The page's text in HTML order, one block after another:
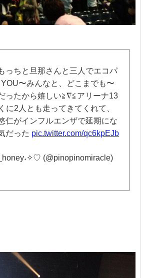
っちと旦那さんと三人でエコパ
〜みんなと、どこまでも〜
ったから嬉しい≧∇≦アリーナ13
に2人とも走ってきてくれて、
仁がインフルエンザで延期にな
だった pic.twitter.com/qc6kpEJb
(@pinopinomiracle)